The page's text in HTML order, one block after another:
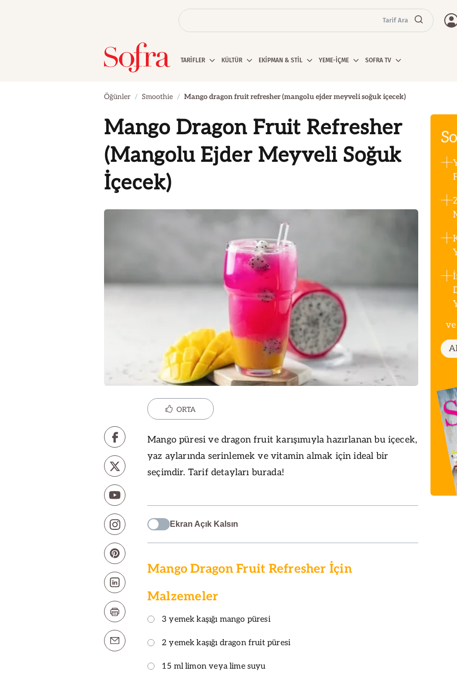
Tarif Ara
TARİFLER KÜLTÜR EKİPMAN & STİL YEME-İÇME SOFRA TV
Öğünler Smoothie Mango dragon fruit refresher (mangolu ejder meyveli soğuk içecek)
Mango Dragon Fruit Refresher
(Mangolu Ejder Meyveli Soğuk
İçecek)
ORTA
Mango püresi ve dragon fruit karışımıyla hazırlanan bu içecek,
yaz aylarında serinlemek ve vitamin almak için ideal bir
seçimdir. Tarif detayları burada!
Ekran Açık Kalsın
Mango Dragon Fruit Refresher İçin
Malzemeler
3 yemek kaşığı mango püresi
2 yemek kaşığı dragon fruit püresi
15 ml limon veya lime suyu
ve